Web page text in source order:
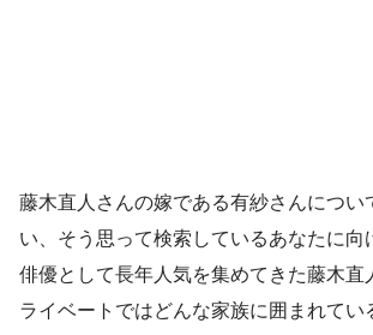
藤木直人さんの嫁である有紗さんについ
い、そう思って検索しているあなたに向
俳優として長年人気を集めてきた藤木直
ライベートではどんな家族に囲まれてい